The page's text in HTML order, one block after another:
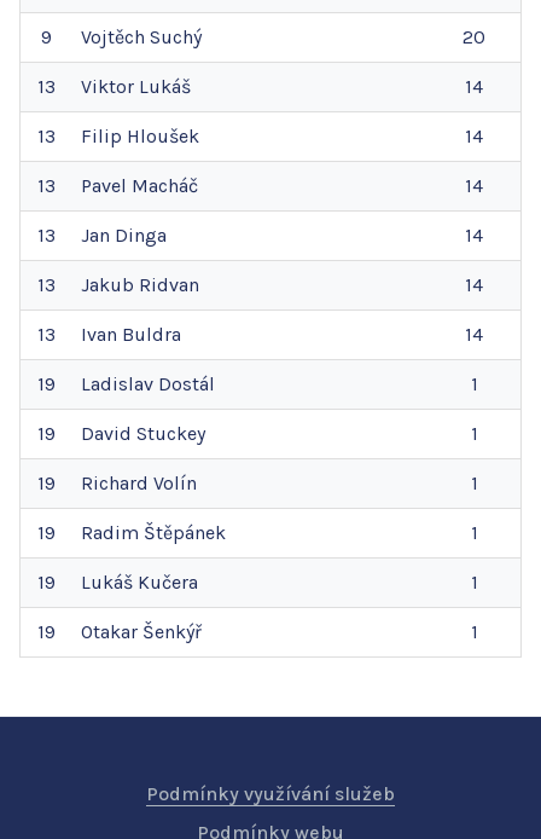
9 Vojtěch Suchý 20
13 Viktor Lukáš 14
13 Filip Hloušek 14
13 Pavel Macháč 14
13 Jan Dinga 14
13 Jakub Ridvan 14
13 Ivan Buldra 14
19 Ladislav Dostál 1
19 David Stuckey 1
19 Richard Volín 1
19 Radim Štěpánek 1
19 Lukáš Kučera 1
19 Otakar Šenkýř 1
Podmínky využívání služeb
Podmínky webu